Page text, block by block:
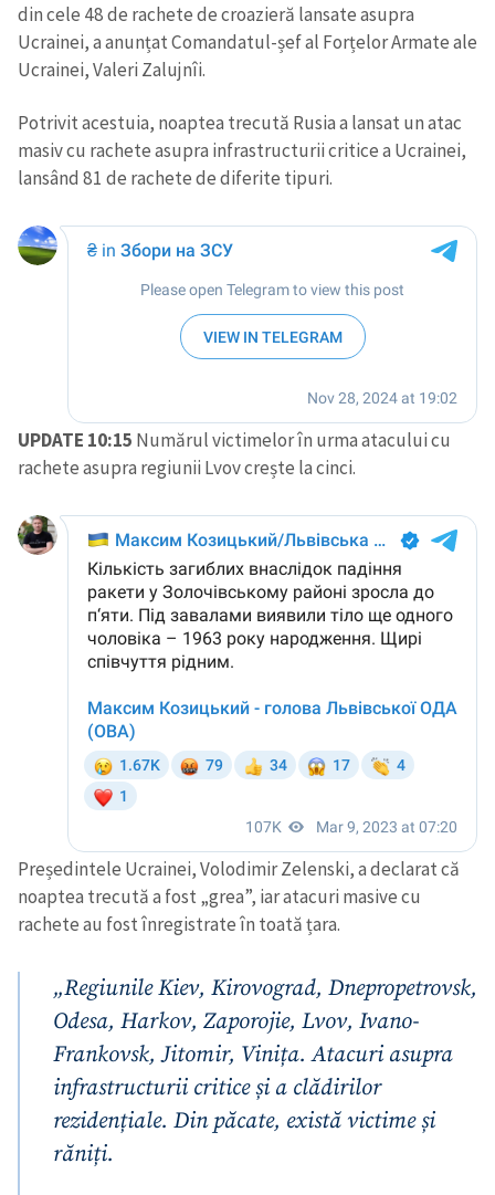
din cele 48 de rachete de croazieră lansate asupra
Ucrainei, a anunțat Comandatul-șef al Forțelor Armate ale
Ucrainei, Valeri Zalujnîi.
Potrivit acestuia, noaptea trecută Rusia a lansat un atac
masiv cu rachete asupra infrastructurii critice a Ucrainei,
lansând 81 de rachete de diferite tipuri.
UPDATE 10:15 Numărul victimelor în urma atacului cu
rachete asupra regiunii Lvov crește la cinci.
Președintele Ucrainei, Volodimir Zelenski, a declarat că
noaptea trecută a fost „grea”, iar atacuri masive cu
rachete au fost înregistrate în toată țara.
„Regiunile Kiev, Kirovograd, Dnepropetrovsk,
Odesa, Harkov, Zaporojie, Lvov, Ivano-
Frankovsk, Jitomir, Vinița. Atacuri asupra
infrastructurii critice și a clădirilor
rezidențiale. Din păcate, există victime și
răniți.